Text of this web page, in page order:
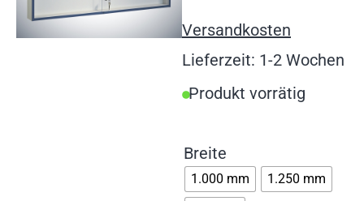
Versandkosten
Lieferzeit: 1-2 Wochen
Produkt vorrätig
Breite
1.000 mm
1.250 mm